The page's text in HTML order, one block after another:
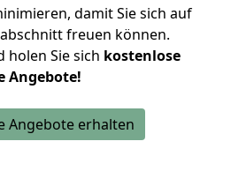
damit Sie sich auf
freuen können.
holen Sie sich kostenlose
Angebote!
Angebote erhalten